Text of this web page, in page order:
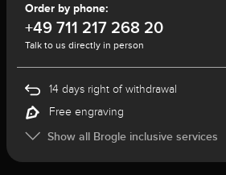
Order by phone:
+49 711 217 268 20
Talk to us directly in person
14 days right of withdrawal
Free engraving
Show all Brogle inclusive services